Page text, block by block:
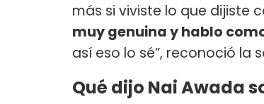
más si viviste lo que dijiste
muy genuina y hablo
así eso lo sé”, reconoció la
Qué dijo Nai Awada